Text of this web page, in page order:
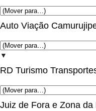
Auto Viação
▼
RD Turismo
Juiz de Fora e Zona da